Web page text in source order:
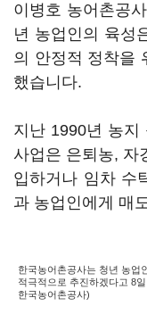
이병호 농어촌공
년 농업인의 육성
의 안정적 정착을
했습니다.
지난 1990년 농지
사업은 은퇴농, 자
입하거나 임차 수
과 농업인에게 매
한국농어촌공사는 청년 농업
적극적으로 추진하겠다고 8
한국농어촌공사)